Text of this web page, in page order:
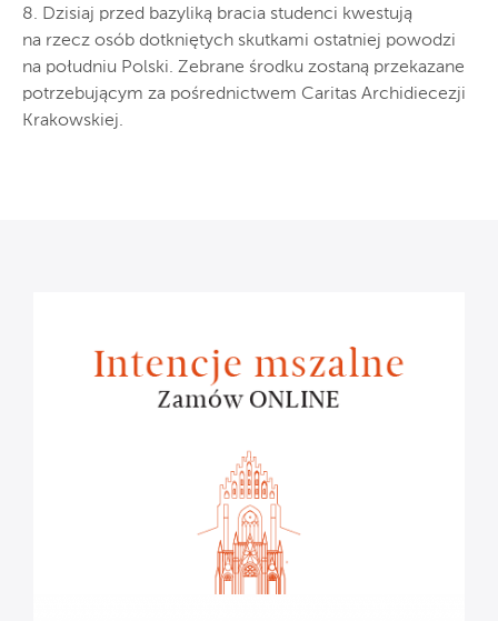
8. Dzisiaj przed bazyliką bracia studenci kwestują
na rzecz osób dotkniętych skutkami ostatniej powodzi
na południu Polski. Zebrane środku zostaną przekazane
potrzebującym za pośrednictwem Caritas Archidiecezji
Krakowskiej.